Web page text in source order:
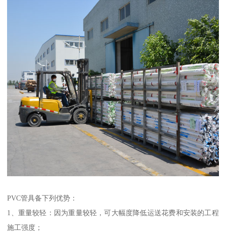
PVC管具备下列优势：
1、重量较轻：因为重量较轻，可大幅度降低运送花费和安装的工程
施工强度；